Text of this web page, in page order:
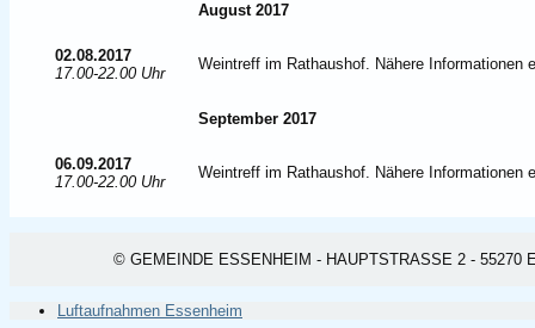
August 2017
02.08.2017
17.00-22.00 Uhr
Weintreff im Rathaushof. Nähere Informationen
September 2017
06.09.2017
17.00-22.00 Uhr
Weintreff im Rathaushof. Nähere Informationen
© GEMEINDE ESSENHEIM - HAUPTSTRASSE 2 - 55270
Luftaufnahmen Essenheim